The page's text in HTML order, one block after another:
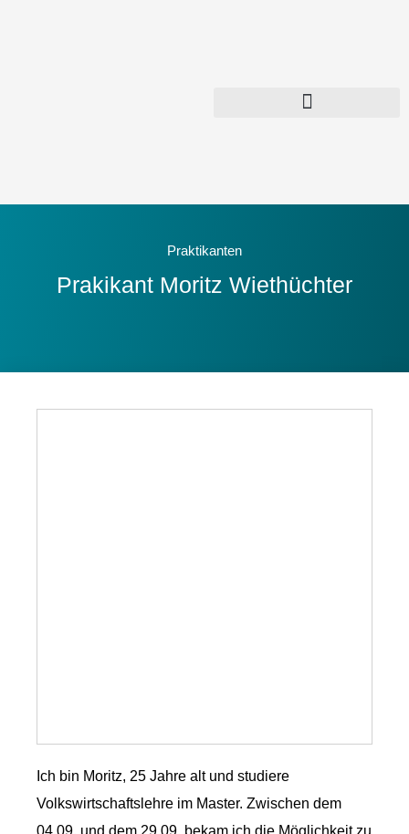
Praktikanten
Prakikant Moritz Wiethüchter
Ich bin Moritz, 25 Jahre alt und studiere
Volkswirtschaftslehre im Master. Zwischen dem
04.09. und dem 29.09. bekam ich die Möglichkeit zu